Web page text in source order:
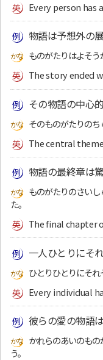
Every person has
物語は予想外の
ものがたりはよそう
The story ended
その物語の中心
そのものがたりのち
The central
物語の最終章は
ものがたりのさい
た。
The final chapter
一人ひとりにそ
ひとりひとりにそれ
Every individual
彼らの愛の物語
かれらのあいのも
う。